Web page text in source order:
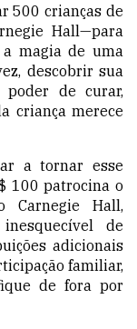
500 crianças de
Hall—para
magia de uma
descobrir sua
poder de curar,
criança merece
a tornar esse
100 patrocina o
Carnegie Hall,
de
adicionais
familiar,
de fora por